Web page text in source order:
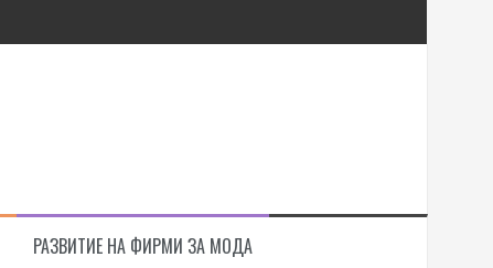
РАЗВИТИЕ НА ФИРМИ ЗА МОДА